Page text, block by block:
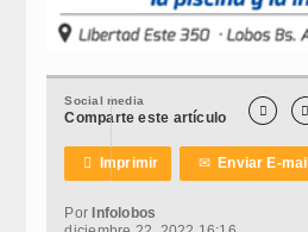
Social media
Comparte este artículo  
 Imprimir ✉Enviar E-mail
Por Infolobos